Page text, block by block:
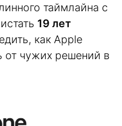
таймлайна с
19 лет
как Apple
от чужих решений в